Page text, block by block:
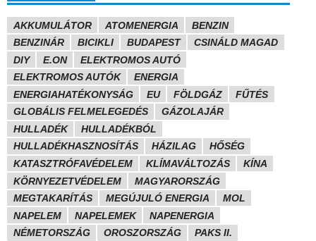
AKKUMULÁTOR ATOMENERGIA
BENZIN
BENZINÁR
BICIKLI BUDAPEST
CSINÁLD MAGAD
DIY
E.ON
ELEKTROMOS AUTÓ
ELEKTROMOS AUTÓK
ENERGIA
ENERGIAHATÉKONYSÁG
EU FÖLDGÁZ
FŰTÉS
GLOBÁLIS FELMELEGEDÉS
GÁZOLAJÁR
HULLADÉK
HULLADÉKBÓL
HULLADÉKHASZNOSÍTÁS
HÁZILAG
HŐSÉG
KATASZTRÓFAVÉDELEM
KLÍMAVÁLTOZÁS
KÍNA
KÖRNYEZETVÉDELEM
MAGYARORSZÁG
MEGTAKARÍTÁS
MEGÚJULÓ ENERGIA
MOL
NAPELEM
NAPELEMEK
NAPENERGIA
NÉMETORSZÁG
OROSZORSZÁG
PAKS II.